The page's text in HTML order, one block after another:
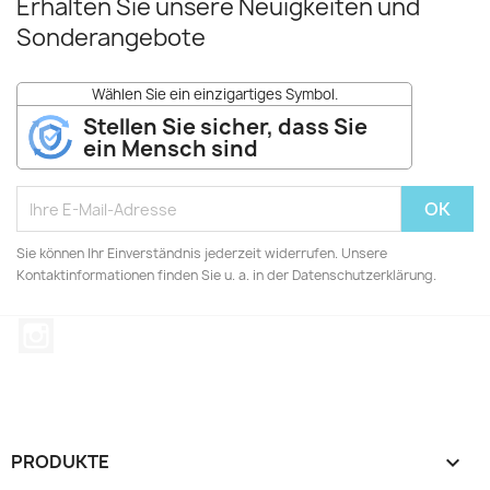
Erhalten Sie unsere Neuigkeiten und
Sonderangebote
Wählen Sie ein einzigartiges Symbol.
Stellen Sie sicher, dass Sie
ein Mensch sind
Sie können Ihr Einverständnis jederzeit widerrufen. Unsere
Kontaktinformationen finden Sie u. a. in der Datenschutzerklärung.
PRODUKTE 